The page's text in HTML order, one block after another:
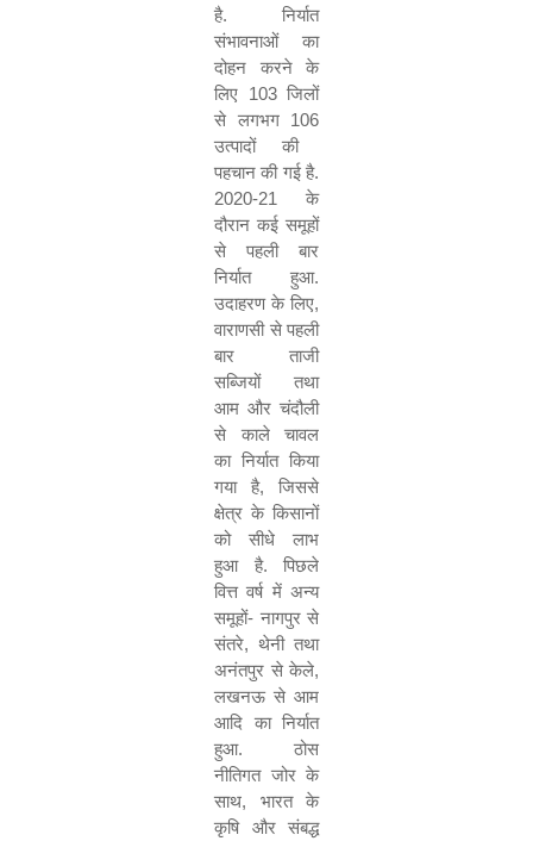
है. निर्यात
संभावनाओं का
दोहन करने के
लिए 103जिलों
से लगभग 106
उत्पादों की
पहचान की गई है.
2020-21
के
दौरान कई समूहों
से पहली बार
निर्यात हुआ.
उदाहरण के लिए,
वाराणसी से पहली
बार ताजी
सब्जियों तथा
आम और चंदौली
से काले चावल
का निर्यात किया
गया है, जिससे
क्षेत्र के किसानों
को सीधे लाभ
हुआ है. पिछले
वित्त वर्ष में अन्य
समूहों- नागपुर से
संतरे, थेनी तथा
अनंतपुर से केले,
लखनऊ से आम
आदि का निर्यात
हुआ. ठोस
नीतिगत जोर के
साथ, भारत के
कृषि और संबद्ध